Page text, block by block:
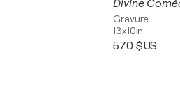
Gravure
13x10in
570 $US